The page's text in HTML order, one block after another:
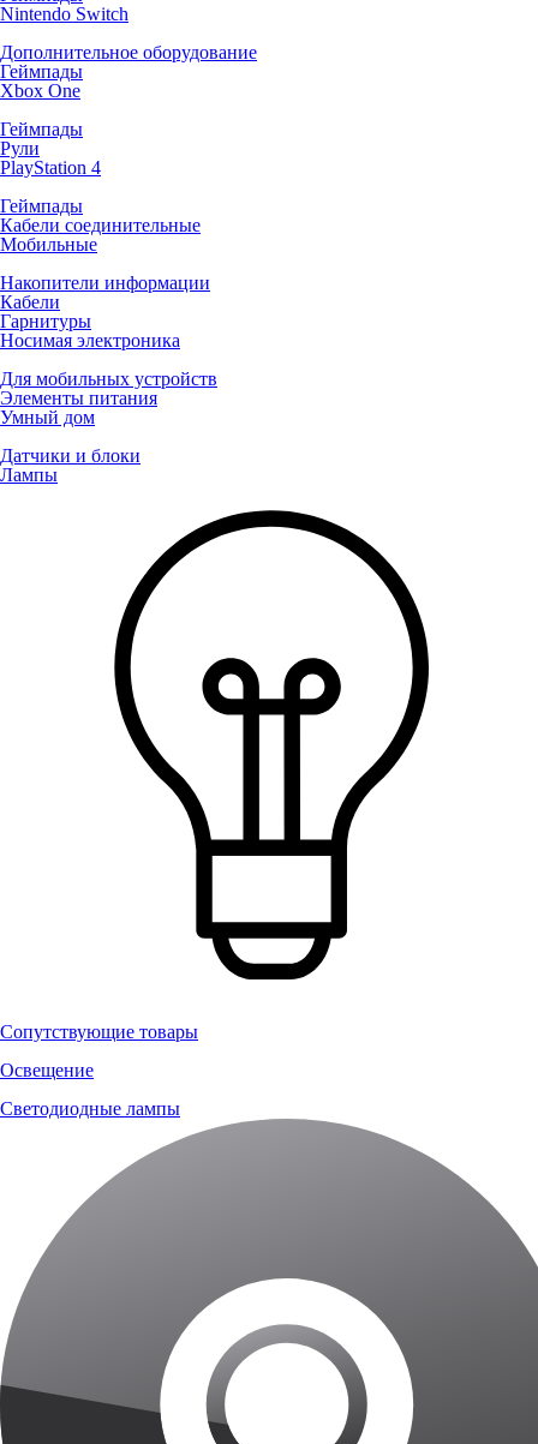
Nintendo Switch
Дополнительное оборудование
Геймпады
Xbox One
Геймпады
Рули
PlayStation 4
Геймпады
Кабели соединительные
Мобильные
Накопители информации
Кабели
Гарнитуры
Носимая электроника
Для мобильных устройств
Элементы питания
Умный дом
Датчики и блоки
Лампы
Сопутствующие товары
Освещение
Светодиодные лампы